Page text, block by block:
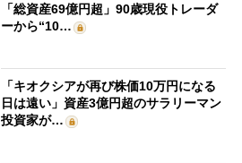
「総資産69億円超」90歳現役トレーダ
ーから“10…
「キオクシアが再び株価10万円になる
日は遠い」資産3億円超のサラリーマン
投資家が…